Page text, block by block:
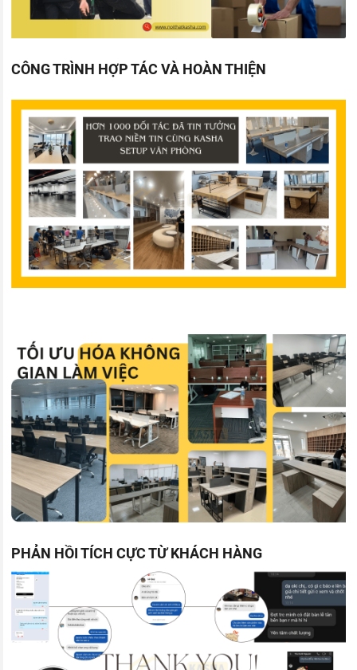
CÔNG TRÌNH HỢP TÁC VÀ HOÀN THIỆN
PHẢN HỒI TÍCH CỰC TỪ KHÁCH HÀNG